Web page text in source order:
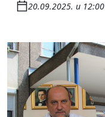
20.09.2025. u 12:00